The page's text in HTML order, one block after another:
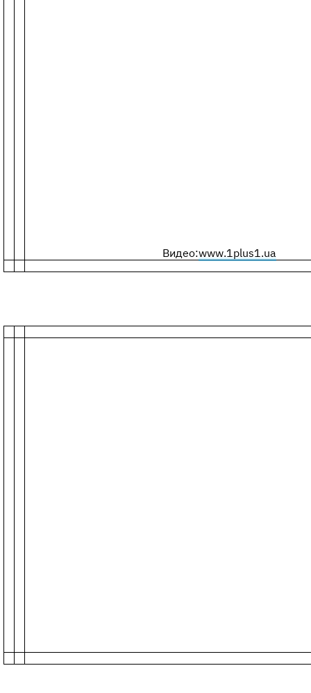
Видео:www.1plus1.ua